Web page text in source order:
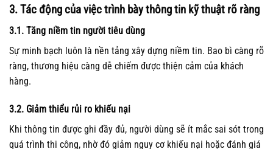
3. Tác động của việc trình bày thông tin kỹ thuật rõ ràng
3.1. Tăng niềm tin người tiêu dùng
Sự minh bạch luôn là nền tảng xây dựng niềm tin. Bao bì càng rõ
ràng, thương hiệu càng dễ chiếm được thiện cảm của khách
hàng.
3.2. Giảm thiểu rủi ro khiếu nại
Khi thông tin được ghi đầy đủ, người dùng sẽ ít mắc sai sót trong
quá trình thi công, nhờ đó giảm nguy cơ khiếu nại hoặc đánh giá